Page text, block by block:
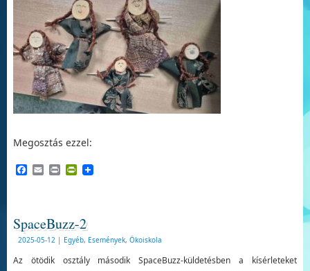
Megosztás ezzel:
Facebook
EmailPrintPrintFriendly
SpaceBuzz-2
2025-05-12 | Egyéb, Események, Ökoiskola
Az ötödik osztály második SpaceBuzz-küldetésben a kísérleteket